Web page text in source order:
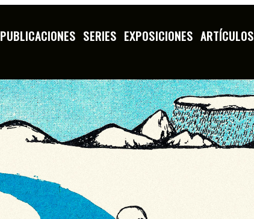
PUBLICACIONES SERIES EXPOSICIONES ARTÍCULOS